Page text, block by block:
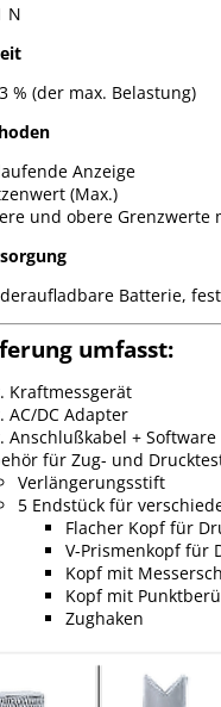
N
% (der max. Belastung)
Anzeige
(Max.)
und obere Grenzwerte
Batterie,
umfasst:
Kraftmessgerät
AC/DC Adapter
Anschlußkabel + Software
für Zug- und
Verlängerungsstift
5 Endstück für
Flacher Kopf für
V-Prismenkopf für
Kopf mit
Kopf mit
Zughaken